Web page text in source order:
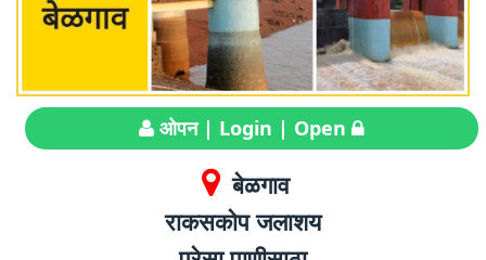
ओपन | Login | Open
बेळगाव
राकसकोप जलाशय